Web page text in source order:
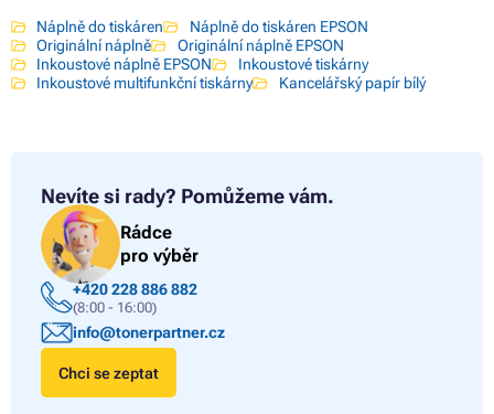
Náplně do tiskáren
Náplně do tiskáren EPSON
Originální náplně
Originální náplně EPSON
Inkoustové náplně EPSON
Inkoustové tiskárny
Inkoustové multifunkční tiskárny
Kancelářský papír bílý
Nevíte si rady? Pomůžeme vám.
Rádce
pro výběr
+420 228 886 882
(8:00 - 16:00)
info@tonerpartner.cz
Chci se zeptat